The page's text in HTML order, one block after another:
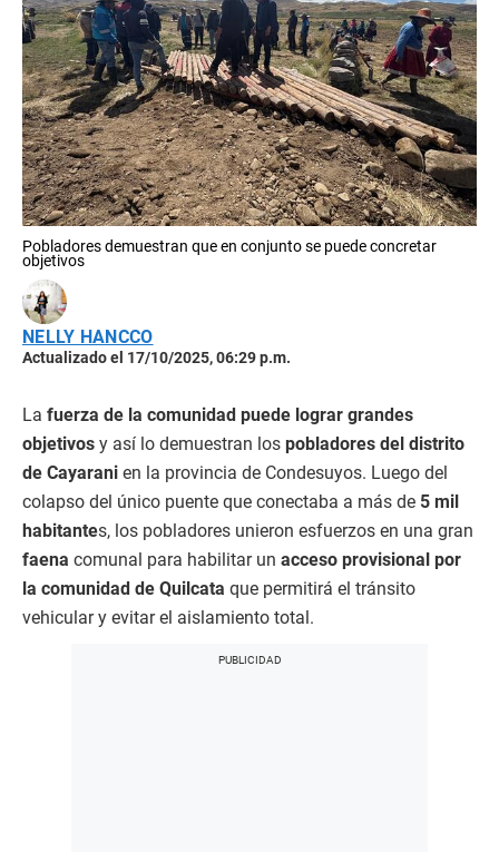
Pobladores demuestran que en conjunto se puede concretar
objetivos
NELLY HANCCO
Actualizado el 17/10/2025, 06:29 p.m.
La fuerza de la comunidad puede lograr grandes
objetivos y así lo demuestran los pobladores del distrito
de Cayarani en la provincia de Condesuyos. Luego del
colapso del único puente que conectaba a más de 5 mil
habitantes, los pobladores unieron esfuerzos en una gran
faena comunal para habilitar un acceso provisional por
la comunidad de Quilcata que permitirá el tránsito
vehicular y evitar el aislamiento total.